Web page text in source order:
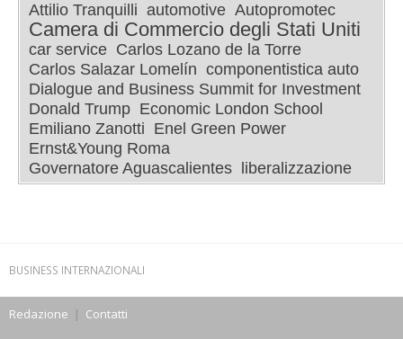
Attilio Tranquilli automotive Autopromotec
Camera di Commercio degli Stati Uniti
car service Carlos Lozano de la Torre
Carlos Salazar Lomelín componentistica auto
Dialogue and Business Summit for Investment
Donald Trump Economic London School
Emiliano Zanotti Enel Green Power
Ernst&Young Roma
Governatore Aguascalientes
liberalizzazione
BUSINESS INTERNAZIONALI
Redazione | Contatti